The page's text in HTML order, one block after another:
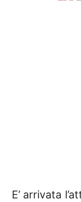
E’ arrivata